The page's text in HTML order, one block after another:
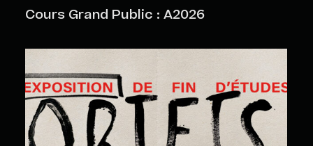
Cours Grand Public : A2026
Objets sensibles